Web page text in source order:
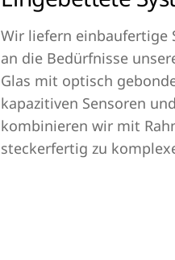
Wir liefern einbaufertige
an die Bedürfnisse
Glas mit optisch
kapazitiven Sensoren
kombinieren wir mit
steckerfertig zu